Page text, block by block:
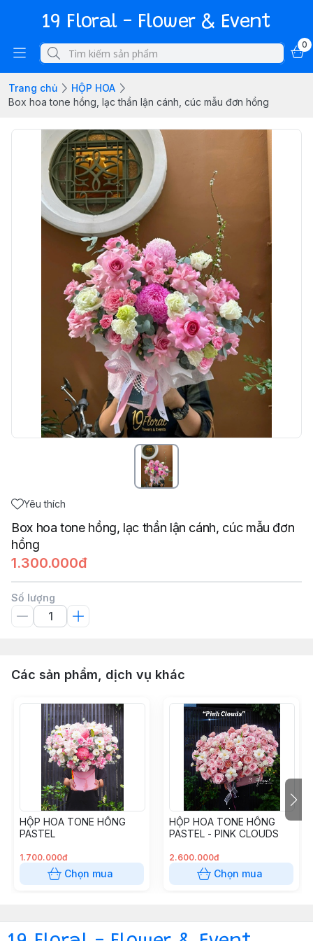
19 Floral - Flower & Event
0
Trang chủ
HỘP HOA
Box hoa tone hồng, lạc thần lận cánh, cúc mẫu đơn hồng
Yêu thích
Box hoa tone hồng, lạc thần lận cánh, cúc mẫu đơn
hồng
1.300.000đ
Số lượng
Các sản phẩm, dịch vụ khác
HỘP HOA TONE HỒNG
PASTEL
1.700.000đ
Chọn mua
HỘP HOA TONE HỒNG
PASTEL - PINK CLOUDS
2.600.000đ
Chọn mua